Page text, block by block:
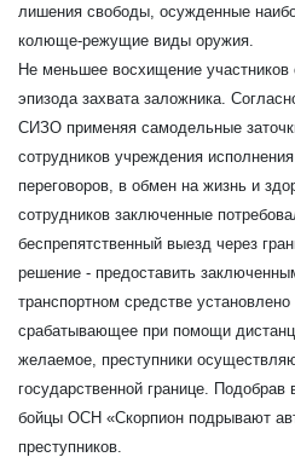
лишения свободы, осужденные
колюще-режущие виды оружия.
Не меньшее восхищение участников
эпизода захвата заложника.
СИЗО применяя самодельные
сотрудников учреждения
переговоров, в обмен на жизнь и
сотрудников заключенные
беспрепятственный выезд через
решение - предоставить
транспортном средстве
срабатывающее при помощи
желаемое, преступники
государственной границе. Подобрав
бойцы ОСН «Скорпион подрывают
преступников.